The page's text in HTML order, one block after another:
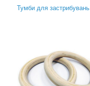
Тумби для застрибувань